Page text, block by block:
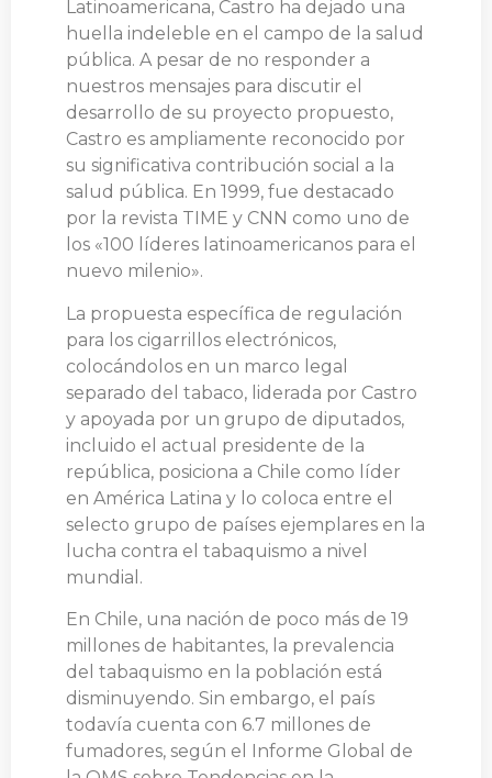
Latinoamericana, Castro ha dejado una
huella indeleble en el campo de la salud
pública. A pesar de no responder a
nuestros mensajes para discutir el
desarrollo de su proyecto propuesto,
Castro es ampliamente reconocido por
su significativa contribución social a la
salud pública. En 1999, fue destacado
por la revista TIME y CNN como uno de
los «100 líderes latinoamericanos para el
nuevo milenio».
La propuesta específica de regulación
para los cigarrillos electrónicos,
colocándolos en un marco legal
separado del tabaco, liderada por Castro
y apoyada por un grupo de diputados,
incluido el actual presidente de la
república, posiciona a Chile como líder
en América Latina y lo coloca entre el
selecto grupo de países ejemplares en la
lucha contra el tabaquismo a nivel
mundial.
En Chile, una nación de poco más de 19
millones de habitantes, la prevalencia
del tabaquismo en la población está
disminuyendo. Sin embargo, el país
todavía cuenta con 6.7 millones de
fumadores, según el Informe Global de